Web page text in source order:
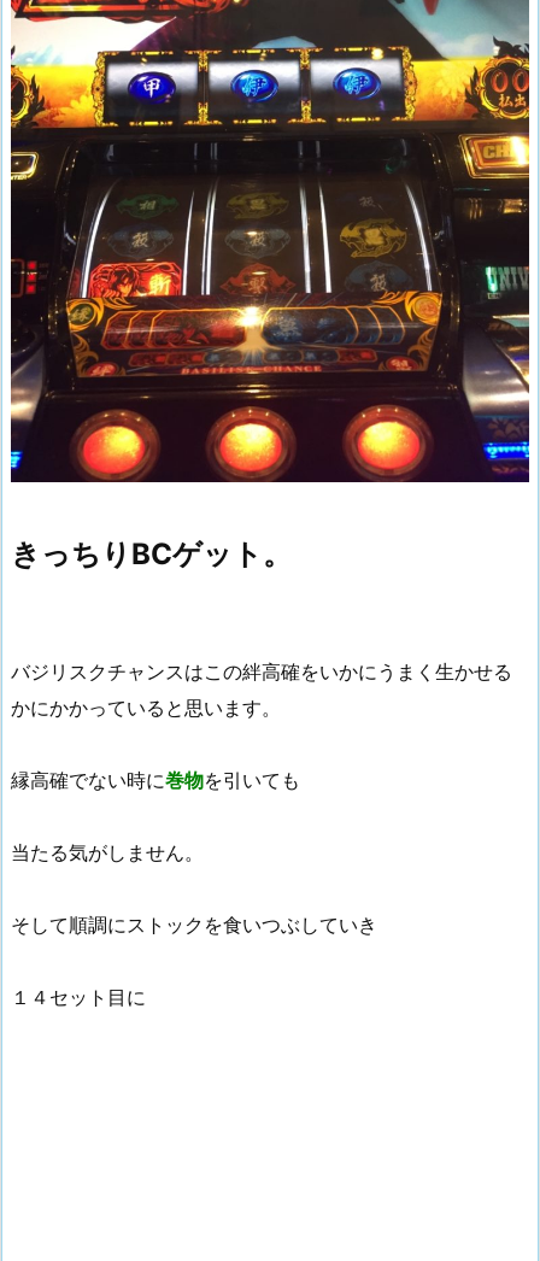
きっちりBCゲット。
バジリスクチャンスはこの絆高確をいかにうまく生かせる
かにかかっていると思います。
縁高確でない時に巻物を引いても
当たる気がしません。
そして順調にストックを食いつぶしていき
１４セット目に